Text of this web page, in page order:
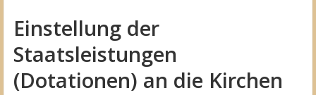
Einstellung der
Staatsleistungen
(Dotationen) an die Kirchen